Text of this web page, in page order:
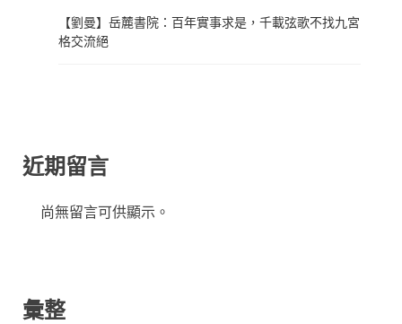
【劉曼】岳麓書院：百年實事求是，千載弦歌不找九宮
格交流絕
近期留言
尚無留言可供顯示。
彙整